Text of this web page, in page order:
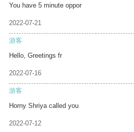
You have 5 minute oppor
2022-07-21
游客
Hello, Greetings fr
2022-07-16
游客
Horny Shriya called you
2022-07-12